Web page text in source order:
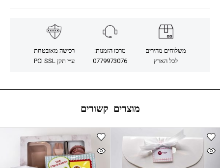
משלוחים מהירים
לכל הארץ
מרכז הזמנות:
0779973076
רכישה מאובטחת
ע״י תקן PCI SSL
מוצרים קשורים